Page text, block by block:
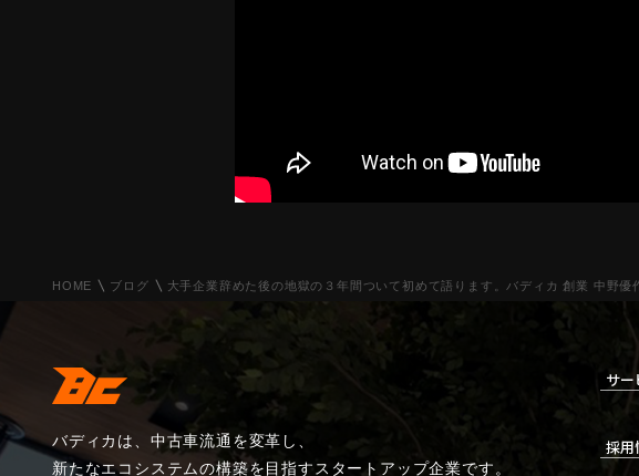
HOME ブログ 大手企業辞めた後の地獄の３年間ついて初めて語ります。バディカ 創業 中野優
バディカは、中古車流通を変革し、
新たなエコシステムの構築を目指すスタートアップ企業です。
サー
採用